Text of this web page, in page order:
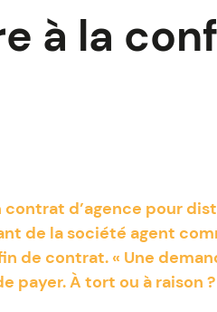
à la
d’agence pour
de la société agent
de contrat. « Une
payer. À tort ou à raison ?